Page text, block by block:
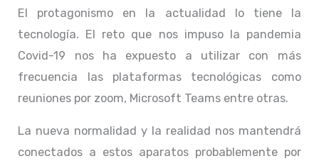
El protagonismo en la actualidad lo tiene la
tecnología. El reto que nos impuso la pandemia
Covid-19 nos ha expuesto a utilizar con más
frecuencia las plataformas tecnológicas como
reuniones por zoom, Microsoft Teams entre otras.
La nueva normalidad y la realidad nos mantendrá
conectados a estos aparatos probablemente por